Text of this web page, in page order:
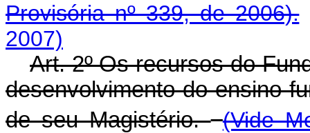
Provisória nº 339, de 2006).
2007)
Art. 2º Os recursos do
desenvolvimento do ensino
de seu Magistério. (Vide